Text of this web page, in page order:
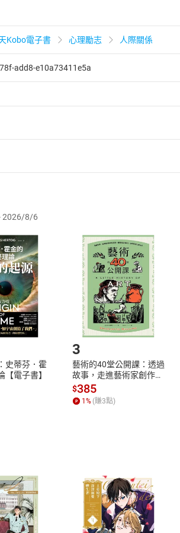
Kobo電子書 心理勵志 人際關係
add8-e10a73411e5a
段暨通訊交易解除權合理例外情事適用
知悉本店鋪所銷售之商品為電子書，
退款。
時，請登入樂天市場，並於「我的訂單
，待審核通過後將為您辦理退款事宜。
位進行取消/退貨，恕無法以單支商品取
購物車
cart
登入帳號
Login
Step2.登入
2026/8/6
史蒂芬．霍
【電子書】
3
藝術的40堂公開課：透過
故事，走進藝術家創作現
場，看藝術如何誕生、如
何形塑人類生活【電子
書】
$385
1 % (賺3點)